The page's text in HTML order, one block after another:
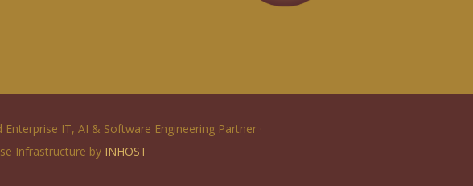
Enterprise IT, AI & Software Engineering Partner ·
Infrastructure by INHOST